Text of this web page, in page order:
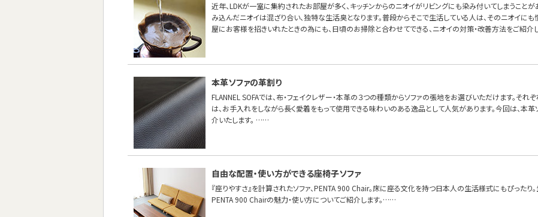
近年、LDKが一室に集約されたお部屋が多く、キッチンからのニオイがリビングにも染み付いてしまうことが
み込んだニオイは混ざり合い、独特な生活臭となります。普段からそこで生活している人は、そのニオイに
屋にお客様を招きいれたときの為にも、日頃のお掃除と合わせてできる、ニオイの対策・改善方法をご紹介
本革ソファの革割り
FLANNEL SOFAでは、布・フェイクレザー・本革の３つの種類からソファの張地をお選びいただけます。それ
は、お手入れをしながら長く愛着をもって使用できる味わいのある逸品として人気があります。今回は、本革
介いたします。 ……
自由な配置・使い方ができる座椅子ソファ
『座りやすさ』を計算されたソファ、PENTA 900 Chair。床に座る文化を持つ日本人の生活様式にもぴった
PENTA 900 Chairの魅力・使い方についてご紹介します。……